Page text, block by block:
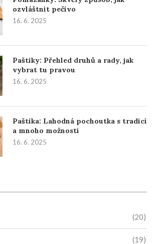
ozvláštnit pečivo
16. 6. 2025
Paštiky: Přehled druhů a rady, jak
vybrat tu pravou
16. 6. 2025
Paštika: Lahodná pochoutka s tradicí
a mnoho možností
16. 6. 2025
(20)
(19)